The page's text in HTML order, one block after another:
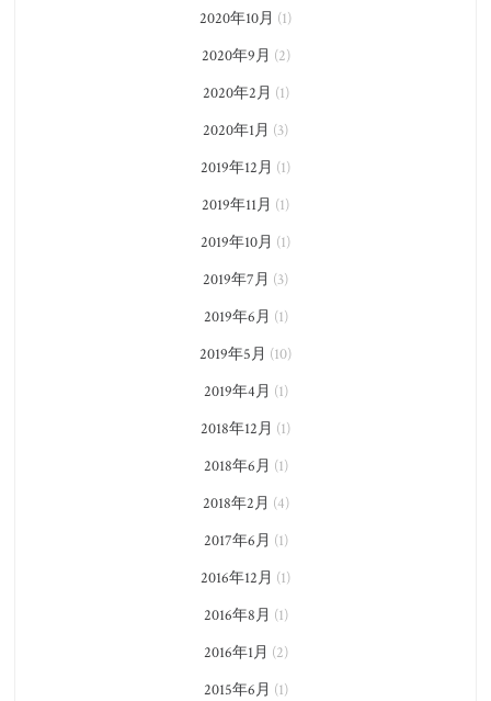
2020年10月 (1)
2020年9月 (2)
2020年2月 (1)
2020年1月 (3)
2019年12月 (1)
2019年11月 (1)
2019年10月 (1)
2019年7月 (3)
2019年6月 (1)
2019年5月 (10)
2019年4月 (1)
2018年12月 (1)
2018年6月 (1)
2018年2月 (4)
2017年6月 (1)
2016年12月 (1)
2016年8月 (1)
2016年1月 (2)
2015年6月 (1)